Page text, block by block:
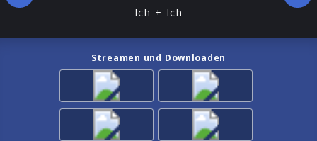
Ich + Ich
Streamen und Downloaden